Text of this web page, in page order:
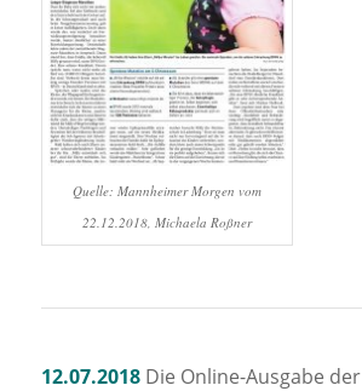
Quelle: Mannheimer Morgen vom
22.12.2018, Michaela Roßner
12.07.2018Die Online-Ausgabe der